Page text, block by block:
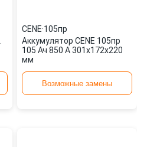
CENE·105пр
Аккумулятор CENE 105пр
105 Ач 850 А 301x172x220
мм
Возможные замены